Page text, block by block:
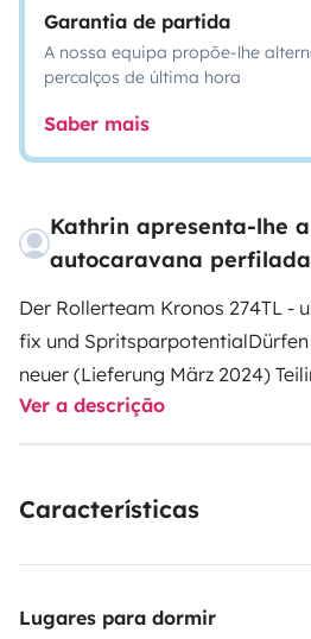
Garantia de partida
A nossa equipa propõe-lhe
percalços de última hora
Saber mais
Kathrin apresenta-lhe
autocaravana perfilada
Der Rollerteam Kronos 274TL -
fix und Spritsparpotential
neuer (Lieferung März 2024)
Sitzplätzen und kraftvollen 170
mit vielen Kindern. Die
sich das untere Bett
bietet mit einer Größe von 190 x
Ver a descrição
Características
Lugares para dormir